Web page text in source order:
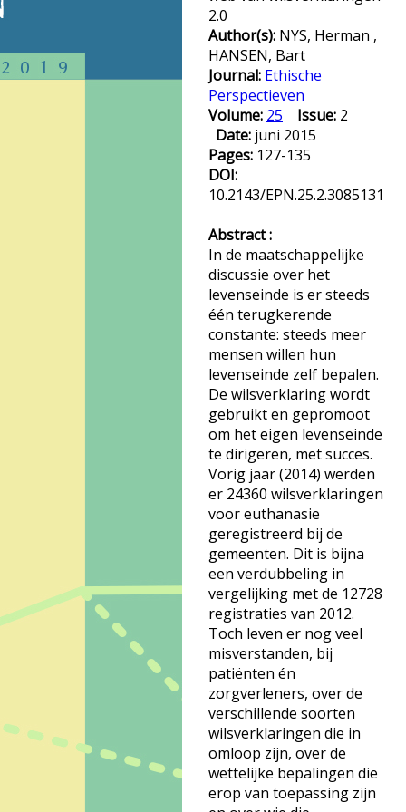
2.0
Author(s): NYS, Herman ,
HANSEN, Bart
Journal: Ethische
Perspectieven
Volume: 25 Issue: 2
Date: juni 2015
Pages: 127-135
DOI:
10.2143/EPN.25.2.3085131
Abstract :
In de maatschappelijke
discussie over het
levenseinde is er steeds
één terugkerende
constante: steeds meer
mensen willen hun
levenseinde zelf bepalen.
De wilsverklaring wordt
gebruikt en gepromoot
om het eigen levenseinde
te dirigeren, met succes.
Vorig jaar (2014) werden
er 24360 wilsverklaringen
voor euthanasie
geregistreerd bij de
gemeenten. Dit is bijna
een verdubbeling in
vergelijking met de 12728
registraties van 2012.
Toch leven er nog veel
misverstanden, bij
patiënten én
zorgverleners, over de
verschillende soorten
wilsverklaringen die in
omloop zijn, over de
wettelijke bepalingen die
erop van toepassing zijn